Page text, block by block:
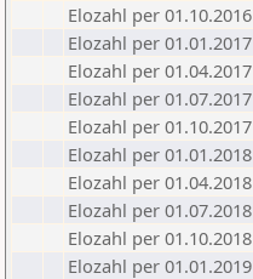
Elozahl per 01.10.2016
Elozahl per 01.01.2017
Elozahl per 01.04.2017
Elozahl per 01.07.2017
Elozahl per 01.10.2017
Elozahl per 01.01.2018
Elozahl per 01.04.2018
Elozahl per 01.07.2018
Elozahl per 01.10.2018
Elozahl per 01.01.2019